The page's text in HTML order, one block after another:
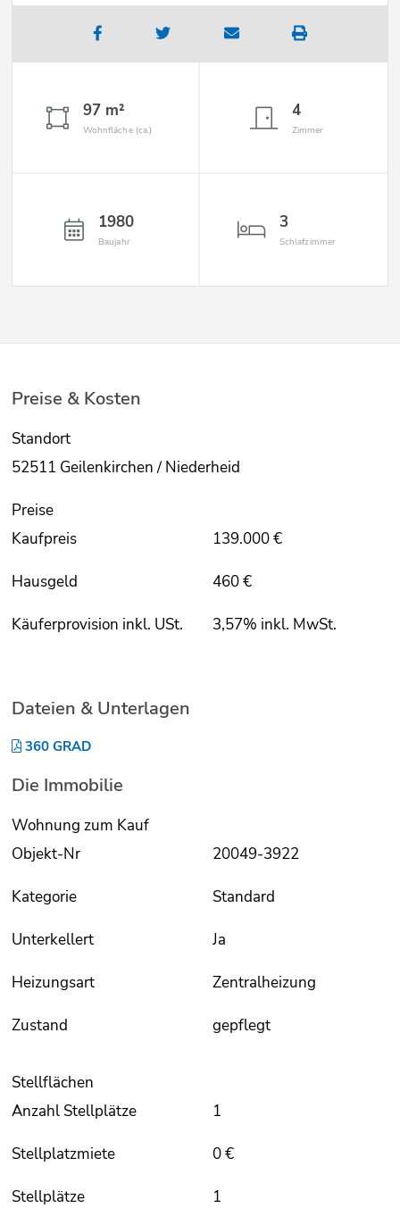
97 m²
Wohnfläche (ca.)
4
Zimmer
1980
Baujahr
3
Schlafzimmer
Preise & Kosten
Standort
52511 Geilenkirchen / Niederheid
Preise
Kaufpreis
139.000 €
Hausgeld 460 €
Käuferprovision inkl. USt. 3,57% inkl. MwSt.
Dateien & Unterlagen
360 GRAD
Die Immobilie
Wohnung zum Kauf
Objekt-Nr
20049-3922
Kategorie Standard
Unterkellert Ja
Heizungsart Zentralheizung
Zustand gepflegt
Stellflächen
Anzahl Stellplätze
1
Stellplatzmiete 0 €
Stellplätze 1